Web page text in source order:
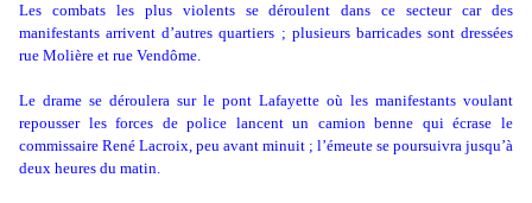
Les combats les plus violents se déroulent dans ce secteur car des
manifestants arrivent d’autres quartiers ; plusieurs barricades sont dressées
rue Molière et rue Vendôme.
Le drame se déroulera sur le pont Lafayette où les manifestants voulant
repousser les forces de police lancent un camion benne qui écrase le
commissaire René Lacroix, peu avant minuit ; l’émeute se poursuivra jusqu’à
deux heures du matin.